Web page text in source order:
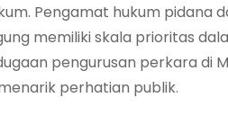
Pengamat hukum pidana
memiliki skala prioritas
pengurusan perkara
perhatian publik.